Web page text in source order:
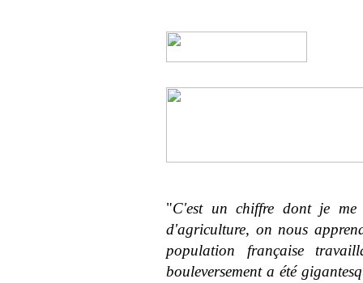
"C'est un chiffre dont je me
d'agriculture, on nous
population française
bouleversement a été